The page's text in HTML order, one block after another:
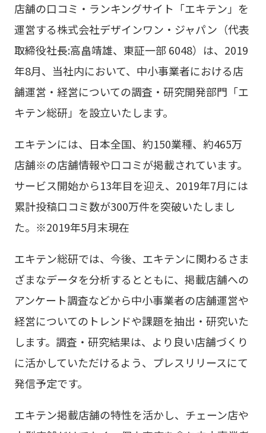
会社概要・アクセス
沿革
CSR
店舗の口コミ・ランキングサイト「エキテン」を
運営する株式会社デザインワン・ジャパン（代表
取締役社長:高畠靖雄、東証一部 6048）は、2019
年8月、当社内において、中小事業者における店
舗運営・経営についての調査・研究開発部門「エ
キテン総研」を設立いたします。
エキテンには、日本全国、約150業種、約465万
店舗※の店舗情報や口コミが掲載されています。
サービス開始から13年目を迎え、2019年7月には
累計投稿口コミ数が300万件を突破いたしまし
た。※2019年5月末現在
エキテン総研では、今後、エキテンに関わるさま
ざまなデータを分析するとともに、掲載店舗への
アンケート調査などから中小事業者の店舗運営や
経営についてのトレンドや課題を抽出・研究いた
します。調査・研究結果は、より良い店舗づくり
に活かしていただけるよう、プレスリリースにて
発信予定です。
エキテン掲載店舗の特性を活かし、チェーン店や